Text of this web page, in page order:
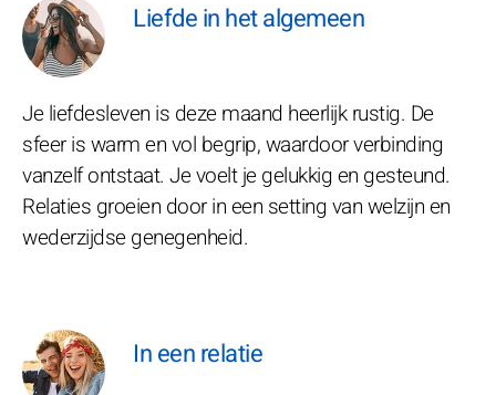
Liefde in het algemeen
Je liefdesleven is deze maand heerlijk rustig. De
sfeer is warm en vol begrip, waardoor verbinding
vanzelf ontstaat. Je voelt je gelukkig en gesteund.
Relaties groeien door in een setting van welzijn en
wederzijdse genegenheid.
In een relatie